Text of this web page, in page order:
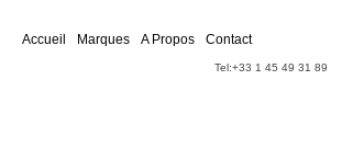
Accueil Marques A Propos Contact
Tel:+33 1 45 49 31 89